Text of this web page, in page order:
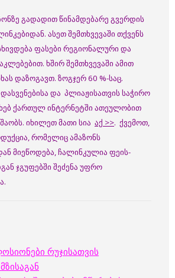
გადადით წინამდებარე გვერდის
ასეთ შემთხვევაში თქვენს
ფასები რეგიონალური და
ხშირ შემთხვევაში ამით
დაზოგავთ. ზოგჯერ 60 %-საც.
და პლიაჟისათვის საჭირო
ქართულ ინტერნეტში ათეულობით
იხილეთ მათი სია აქ >>. ქვემოთ,
რომელიც ამაზონს
მიეწოდება, ჩალინკულია ფეის-
ჯგუფებში შეძენა უფრო
რუჯისათვის